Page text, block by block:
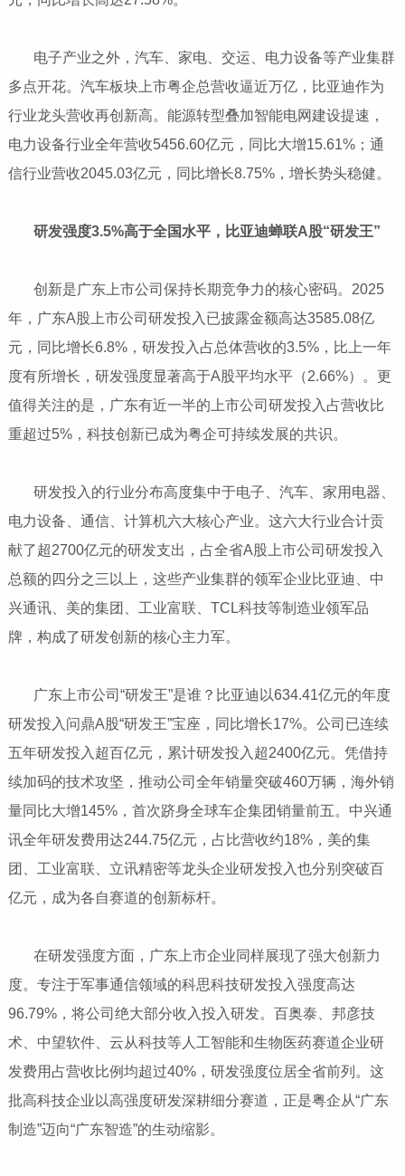
​​​​​​​ 电子产业之外，汽车、家电、交运、电力设备等产业集群
多点开花。汽车板块上市粤企总营收逼近万亿，比亚迪作为
行业龙头营收再创新高。能源转型叠加智能电网建设提速，
电力设备行业全年营收5456.60亿元，同比大增15.61%；通
信行业营收2045.03亿元，同比增长8.75%，增长势头稳健。
​​​​​​​ 研发强度3.5%高于全国水平，比亚迪蝉联A股“研发王”
​​​​​​​ 创新是广东上市公司保持长期竞争力的核心密码。2025
年，广东A股上市公司研发投入已披露金额高达3585.08亿
元，同比增长6.8%，研发投入占总体营收的3.5%，比上一年
度有所增长，研发强度显著高于A股平均水平（2.66%）。更
值得关注的是，广东有近一半的上市公司研发投入占营收比
重超过5%，科技创新已成为粤企可持续发展的共识。
​​​​​​​ 研发投入的行业分布高度集中于电子、汽车、家用电器、
电力设备、通信、计算机六大核心产业。这六大行业合计贡
献了超2700亿元的研发支出，占全省A股上市公司研发投入
总额的四分之三以上，这些产业集群的领军企业比亚迪、中
兴通讯、美的集团、工业富联、TCL科技等制造业领军品
牌，构成了研发创新的核心主力军。
​​​​​​​ 广东上市公司“研发王”是谁？比亚迪以634.41亿元的年度
研发投入问鼎A股“研发王”宝座，同比增长17%。公司已连续
五年研发投入超百亿元，累计研发投入超2400亿元。凭借持
续加码的技术攻坚，推动公司全年销量突破460万辆，海外销
量同比大增145%，首次跻身全球车企集团销量前五。中兴通
讯全年研发费用达244.75亿元，占比营收约18%，美的集
团、工业富联、立讯精密等龙头企业研发投入也分别突破百
亿元，成为各自赛道的创新标杆。
​​​​​​​ 在研发强度方面，广东上市企业同样展现了强大创新力
度。专注于军事通信领域的科思科技研发投入强度高达
96.79%，将公司绝大部分收入投入研发。百奥泰、邦彦技
术、中望软件、云从科技等人工智能和生物医药赛道企业研
发费用占营收比例均超过40%，研发强度位居全省前列。这
批高科技企业以高强度研发深耕细分赛道，正是粤企从“广东
制造”迈向“广东智造”的生动缩影。